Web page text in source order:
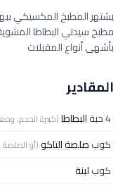
يشتهر المطبخ المكسيكي
مطبخ سيدتي البطاطا
بأشهى أنواع المقبلات
المقادير
4 حبة البطاطا(كبيرة الحجم،
كوبصلصة التاكو(أو الصلصة
كوبلبنة